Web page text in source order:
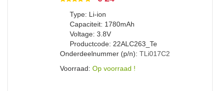
Type: Li-ion
Capaciteit: 1780mAh
Voltage: 3.8V
Productcode: 22ALC263_Te
Onderdeelnummer (p/n): TLi017C2
Voorraad: Op voorraad !